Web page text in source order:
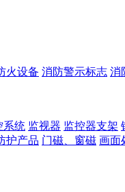
火设备 消防警示标志 消
系统 监视器 监控器支架
护产品 门磁、窗磁 画面